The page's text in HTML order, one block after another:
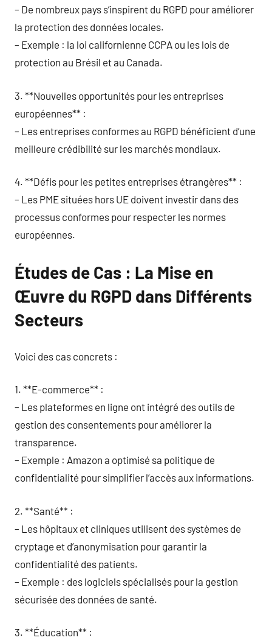
– De nombreux pays s’inspirent du RGPD pour améliorer
la protection des données locales.
– Exemple : la loi californienne CCPA ou les lois de
protection au Brésil et au Canada.
3. **Nouvelles opportunités pour les entreprises
européennes** :
– Les entreprises conformes au RGPD bénéficient d’une
meilleure crédibilité sur les marchés mondiaux.
4. **Défis pour les petites entreprises étrangères** :
– Les PME situées hors UE doivent investir dans des
processus conformes pour respecter les normes
européennes.
Études de Cas : La Mise en
Œuvre du RGPD dans Différents
Secteurs
Voici des cas concrets :
1. **E-commerce** :
– Les plateformes en ligne ont intégré des outils de
gestion des consentements pour améliorer la
transparence.
– Exemple : Amazon a optimisé sa politique de
confidentialité pour simplifier l’accès aux informations.
2. **Santé** :
– Les hôpitaux et cliniques utilisent des systèmes de
cryptage et d’anonymisation pour garantir la
confidentialité des patients.
– Exemple : des logiciels spécialisés pour la gestion
sécurisée des données de santé.
3. **Éducation** :